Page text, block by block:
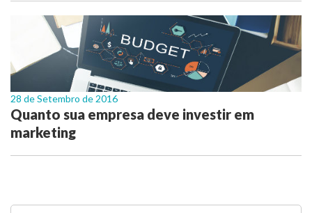
28 de Setembro de 2016
Quanto sua empresa deve investir em
marketing